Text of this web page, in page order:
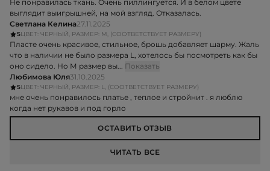
Не понравилась ткань. Очень пиллингуется. И в белом цвете
выглядит выигрышней, на мой взгляд. Отказалась.
Светлана Келина27.11.2025
5ЦВЕТ: ЧЕРНЫЙ, РАЗМЕР: M, (СООТВЕТСТВУЕТ РАЗМЕРУ)
Пласте очень красивое, стильное, брошь добавляет шарму. Жаль
что в наличии не было размера L, хотелось бы посмотреть как бы
оно сидело. Но М размер вы... Показать
Любимова Юля31.10.2025
5ЦВЕТ: ЧЕРНЫЙ, РАЗМЕР: L, (СООТВЕТСТВУЕТ РАЗМЕРУ)
мне очень понравилось платье , теплое и стройнит . я люблю
когда нет рукавов и под горло
ОСТАВИТЬ ОТЗЫВ
ЧИТАТЬ ВСЕ